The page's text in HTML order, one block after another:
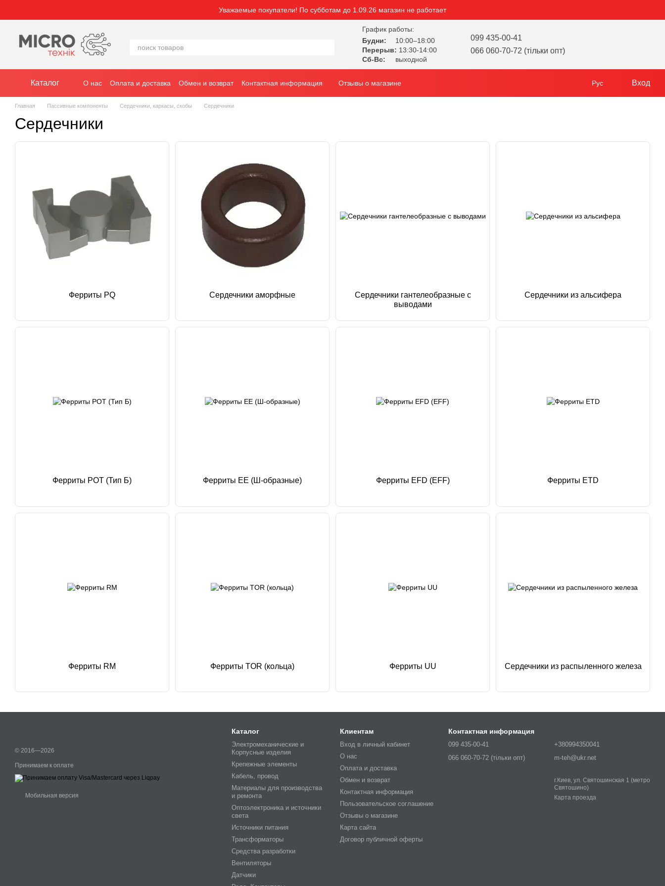
Уважаемые покупатели! По субботам до 1.09.26 магазин не работает
График работы:
Будни:
10:00–18:00
Перерыв: 13:30-14:00
Сб-Вс:
выходной
099 435-00-41
066 060-70-72 (тільки опт)
Каталог О нас Оплата и доставка Обмен и возврат Контактная информация Отзывы о магазине Рус Вход
Главная Пассивные компоненты Сердечники, каркасы, скобы Сердечники
Сердечники
Ферриты PQ Сердечники аморфные
Сердечники гантелеобразные с
выводами
Сердечники из альсифера
Ферриты POT (Тип Б) Ферриты EE (Ш-образные) Ферриты EFD (EFF) Ферриты ETD
Ферриты RM Ферриты TOR (кольца) Ферриты UU Сердечники из распыленного железа
© 2016—2026
Принимаем к оплате
Мобильная версия
Каталог
Электромеханические и
Корпусные изделия
Крепежные элементы
Кабель, провод
Материалы для производства
и ремонта
Оптоэлектроника и источники
света
Источники питания
Трансформаторы
Средства разработки
Вентиляторы
Датчики
Клиентам
Вход в личный кабинет
О нас
Оплата и доставка
Обмен и возврат
Контактная информация
Пользовательское соглашение
Отзывы о магазине
Карта сайта
Договор публичной оферты
Контактная информация
099 435-00-41
066 060-70-72 (тільки опт)
+380994350041
m-teh@ukr.net
г.Киев, ул. Святошинская 1 (метро
Святошино)
Карта проезда